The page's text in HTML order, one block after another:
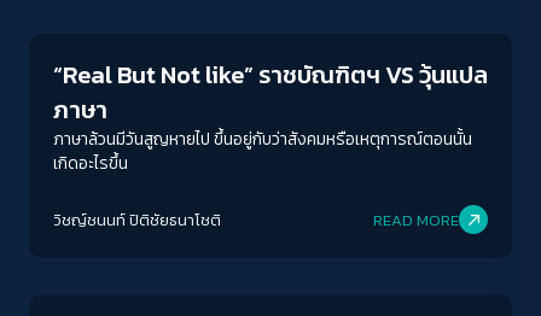
“Real But Not like” ราชบัณฑิตฯ VS วุ้นแปล
ภาษา
ภาษาล้วนมีวันสูญหายไป ขึ้นอยู่กับว่าสังคมหรือเหตุการณ์ตอนนั้น
เกิดอะไรขึ้น
วิชญ์ช​นนท์​ ปิติ​ชัย​ธ​นา​โชติ​ READ MORE